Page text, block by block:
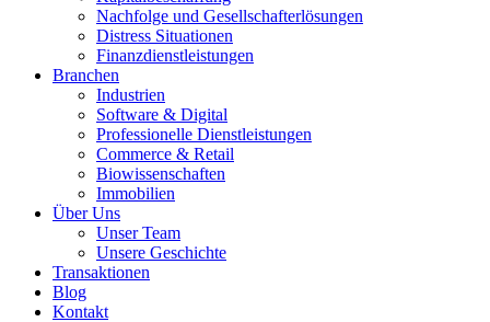
Nachfolge und Gesellschafterlösungen
Distress Situationen
Finanzdienstleistungen
Branchen
Industrien
Software & Digital
Professionelle Dienstleistungen
Commerce & Retail
Biowissenschaften
Immobilien
Über Uns
Unser Team
Unsere Geschichte
Transaktionen
Blog
Kontakt